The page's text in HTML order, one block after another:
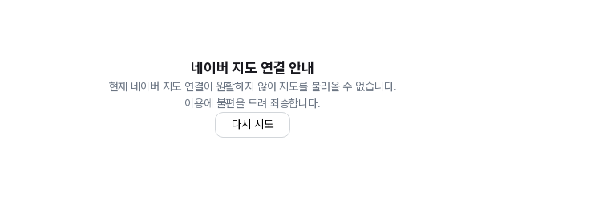
네이버 지도 연결 안내
현재 네이버 지도 연결이 원활하지 않아 지도를 불러올 수 없습니다.
이용에 불편을 드려 죄송합니다.
다시 시도